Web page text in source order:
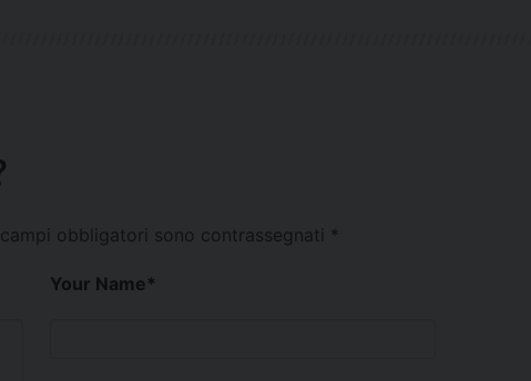
I campi obbligatori sono contrassegnati *
Your Name*